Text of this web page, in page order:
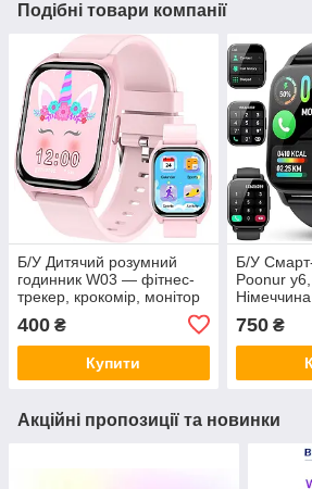
Подібні товари компанії
Б/У Дитячий розумний
годинник W03 — фітнес-
трекер, крокомір, монітор
сну, Amazon, Німеччина
400 ₴
Купити
Б/У
Poonur y6,
Німеччина
750₴
Акційні пропозиції та новинки